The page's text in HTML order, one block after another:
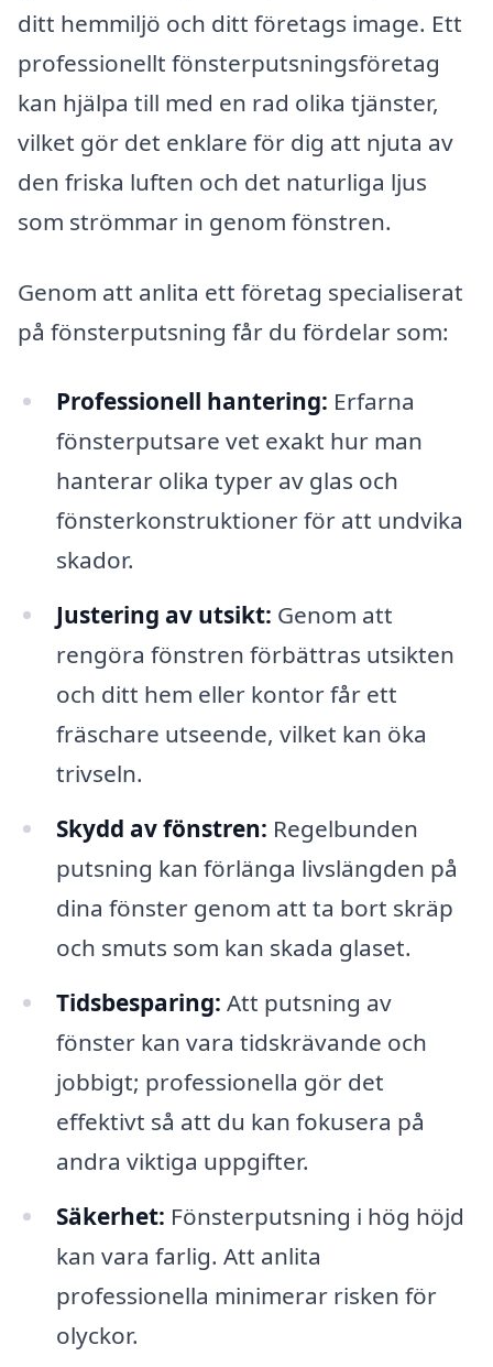
ditt hemmiljö och ditt företags image. Ett
professionellt fönsterputsningsföretag
kan hjälpa till med en rad olika tjänster,
vilket gör det enklare för dig att njuta av
den friska luften och det naturliga ljus
som strömmar in genom fönstren.
Genom att anlita ett företag specialiserat
på fönsterputsning får du fördelar som:
Professionell hantering: Erfarna
fönsterputsare vet exakt hur man
hanterar olika typer av glas och
fönsterkonstruktioner för att undvika
skador.
Justering av utsikt: Genom att
rengöra fönstren förbättras utsikten
och ditt hem eller kontor får ett
fräschare utseende, vilket kan öka
trivseln.
Skydd av fönstren: Regelbunden
putsning kan förlänga livslängden på
dina fönster genom att ta bort skräp
och smuts som kan skada glaset.
Tidsbesparing: Att putsning av
fönster kan vara tidskrävande och
jobbigt; professionella gör det
effektivt så att du kan fokusera på
andra viktiga uppgifter.
Säkerhet: Fönsterputsning i hög höjd
kan vara farlig. Att anlita
professionella minimerar risken för
olyckor.